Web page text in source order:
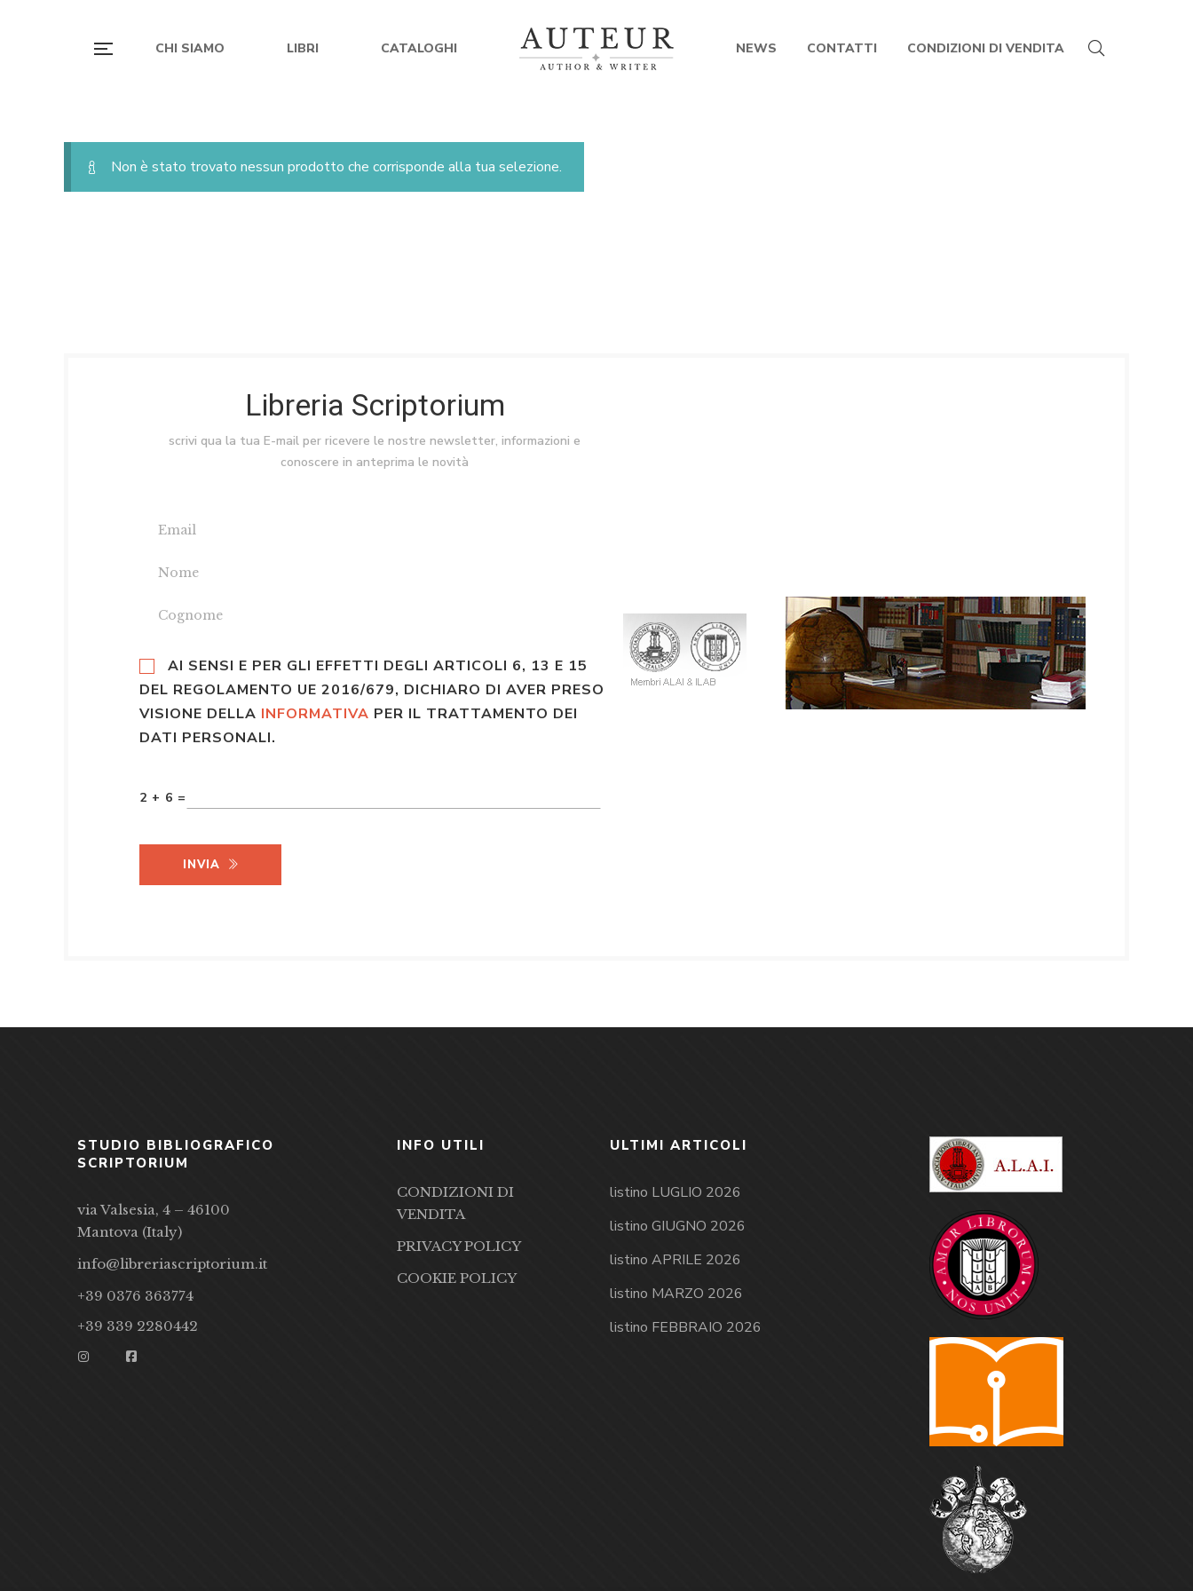
CHI SIAMO LIBRI CATALOGHI NEWS CONTATTI CONDIZIONI DI VENDITA
Non è stato trovato nessun prodotto che corrisponde alla tua selezione.
Libreria Scriptorium
scrivi qua la tua E-mail per ricevere le nostre newsletter, informazioni e
conoscere in anteprima le novità
AI SENSI E PER GLI EFFETTI DEGLI ARTICOLI 6, 13 E 15
DEL REGOLAMENTO UE 2016/679, DICHIARO DI AVER PRESO
VISIONE DELLA INFORMATIVA PER IL TRATTAMENTO DEI
DATI PERSONALI.
2 + 6 =
INVIA
STUDIO BIBLIOGRAFICO
SCRIPTORIUM
via Valsesia, 4 – 46100
Mantova (Italy)
info@libreriascriptorium.it
+39 0376 363774
+39 339 2280442
INFO UTILI
CONDIZIONI DI
VENDITA
PRIVACY POLICY
COOKIE POLICY
ULTIMI ARTICOLI
listino LUGLIO 2026
listino GIUGNO 2026
listino APRILE 2026
listino MARZO 2026
listino FEBBRAIO 2026